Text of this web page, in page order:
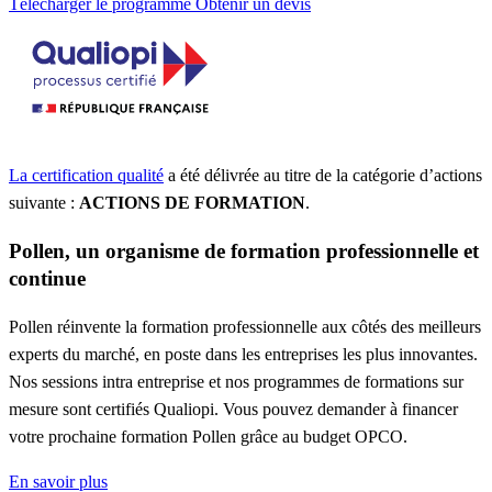
Télécharger le programme Obtenir un devis
La certification qualité a été délivrée au titre de la catégorie d’actions
suivante : ACTIONS DE FORMATION.
Pollen, un organisme de formation professionnelle et
continue
Pollen réinvente la formation professionnelle aux côtés des meilleurs
experts du marché, en poste dans les entreprises les plus innovantes.
Nos sessions intra entreprise et nos programmes de formations sur
mesure sont certifiés Qualiopi. Vous pouvez demander à financer
votre prochaine formation Pollen grâce au budget OPCO.
En savoir plus